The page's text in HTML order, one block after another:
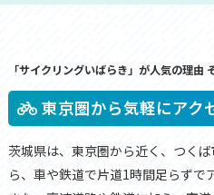
「サイクリングいばらき」が人気の理由
東京圏から気軽にアク
茨城県は、東京圏から近く、つく
ら、車や鉄道で片道1時間足らずで